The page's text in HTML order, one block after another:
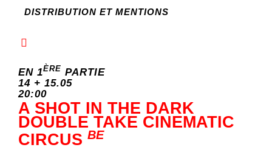
DISTRIBUTION ET MENTIONS
EN 1ÈRE PARTIE
14 + 15.05
20:00
A SHOT IN THE DARK
DOUBLE TAKE CINEMATIC
CIRCUS BE